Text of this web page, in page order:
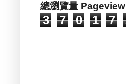
總瀏覽量
3 7 0 1 7